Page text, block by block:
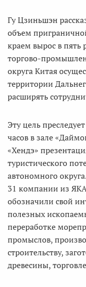
Гу Цзиньшэн
объем
краем вырос в пять
торгово-
округа Китая
территории
расширять
Эту цель
часов в зале
«Хендэ»
туристического
автономного
31 компании из
обозначили свой
полезных
переработке
промыслов,
строительству,
древесины,